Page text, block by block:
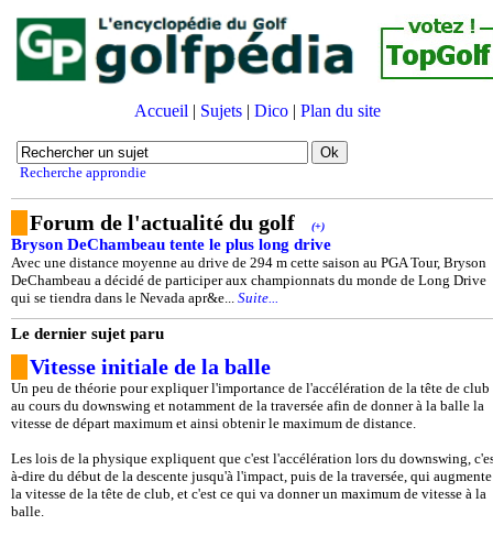
Accueil | Sujets | Dico | Plan du site
Recherche approndie
Forum de l'actualité du golf (+)
Bryson DeChambeau tente le plus long drive
Avec une distance moyenne au drive de 294 m cette saison au PGA Tour, Bryson
DeChambeau a décidé de participer aux championnats du monde de Long Drive
qui se tiendra dans le Nevada apr&e... Suite...
Le dernier sujet paru
Vitesse initiale de la balle
Un peu de théorie pour expliquer l'importance de l'accélération de la tête de club
au cours du downswing et notamment de la traversée afin de donner à la balle la
vitesse de départ maximum et ainsi obtenir le maximum de distance.
Les lois de la physique expliquent que c'est l'accélération lors du downswing,
à-dire du début de la descente jusqu'à l'impact, puis de la traversée, qui augmente
la vitesse de la tête de club, et c'est ce qui va donner un maximum de vitesse à la
balle.